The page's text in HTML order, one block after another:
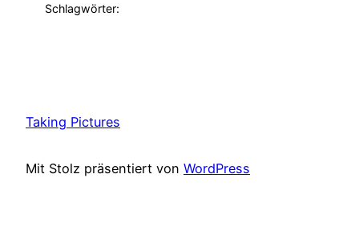
Schlagwörter:
Taking Pictures
Mit Stolz präsentiert von WordPress